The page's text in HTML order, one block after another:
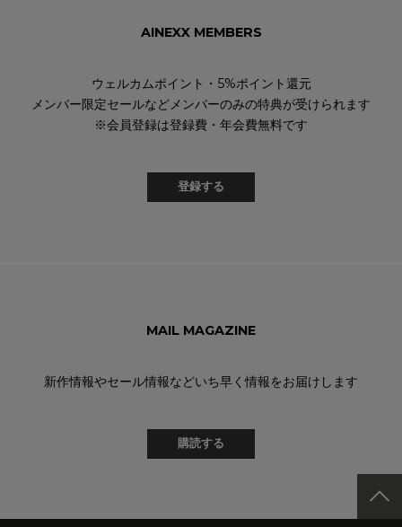
AINEXX MEMBERS
ウェルカムポイント・5%ポイント還元
メンバー限定セールなどメンバーのみの特典が受けられます
※会員登録は登録費・年会費無料です
登録する
MAIL MAGAZINE
新作情報やセール情報などいち早く情報をお届けします
購読する